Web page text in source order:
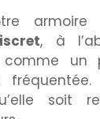
, à
comme un
soit